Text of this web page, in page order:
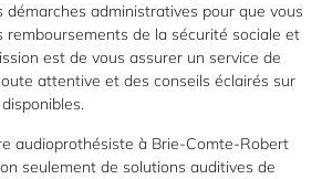
Une
démarches administratives pour que vous
remboursements de la sécurité sociale et
est de vous assurer un service de
attentive et des conseils éclairés sur
audioprothésiste à Brie-Comte-Robert
seulement de solutions auditives de